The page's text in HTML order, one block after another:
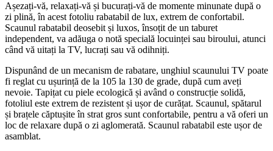
Așezați-vă, relaxați-vă și bucurați-vă de momente minunate după o
zi plină, în acest fotoliu rabatabil de lux, extrem de confortabil.
Scaunul rabatabil deosebit și luxos, însoțit de un taburet
independent, va adăuga o notă specială locuinței sau biroului, atunci
când vă uitați la TV, lucrați sau vă odihniți.
Dispunând de un mecanism de rabatare, unghiul scaunului TV poate
fi reglat cu ușurință de la 105 la 130 de grade, după cum aveți
nevoie. Tapițat cu piele ecologică și având o construcție solidă,
fotoliul este extrem de rezistent și ușor de curățat. Scaunul, spătarul
și brațele căptușite în strat gros sunt confortabile, pentru a vă oferi un
loc de relaxare după o zi aglomerată. Scaunul rabatabil este ușor de
asamblat.